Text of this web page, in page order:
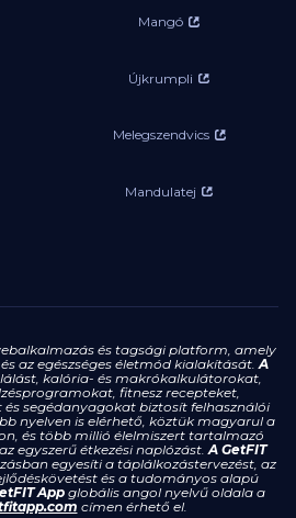
Mangó
Újkrumpli
Melegszendvics
Mandulatej
és tagsági platform, amely
az egészséges életmód kialakítását.A
kalória- és makrókalkulátorokat,
fitnesz recepteket,
segédanyagokat biztosít felhasználói
nyelven is elérhető, köztük magyarul a
és több millió élelmiszert tartalmazó
egyszerű étkezési naplózást.A GetFIT
egyesíti a táplálkozástervezést, az
és a tudományos alapú
App globális angol nyelvű oldala a
címen érhető el.